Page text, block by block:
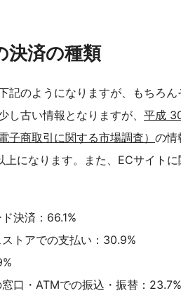
決済の種類
記のようになりますが、もちろん
し古い情報となりますが、 平成
子商取引に関する市場調査） の情
上になります。また、ECサイト
決済：66.1%
トアでの支払い：30.9%
口・ATMでの振込・振替：23.7%